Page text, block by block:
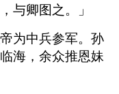
与卿图之。」
为中兵参军。孙
海，余众推恩妹